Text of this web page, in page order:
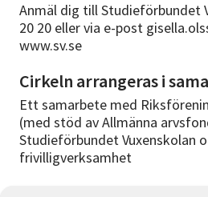
Anmäl dig till Studieförbundet
20 20 eller via e-post
www.sv.se
Cirkeln arrangeras i
Ett samarbete med
(med stöd av Allmänna
Studieförbundet Vuxenskolan
frivilligverksamhet